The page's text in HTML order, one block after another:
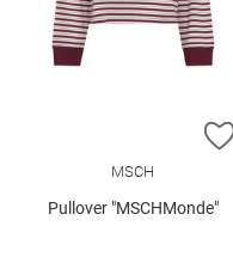
MSCH
Pullover "MSCHMonde"